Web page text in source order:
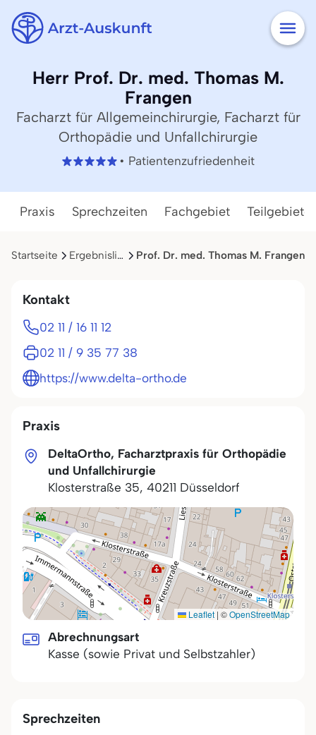
Herr Prof. Dr. med. Thomas M.
Frangen
Facharzt für Allgemeinchirurgie, Facharzt für
Orthopädie und Unfallchirurgie
• Patientenzufriedenheit
Praxis Sprechzeiten Fachgebiet Teilgebiete
Startseite Ergebnisliste Prof. Dr. med. Thomas M. Frangen
Praxis
DeltaOrtho, Facharztpraxis für Orthopädie
und Unfallchirurgie
Klosterstraße 35, 40211 Düsseldorf
Leaflet | ©OpenStreetMap
Abrechnungsart
Kasse (sowie Privat und Selbstzahler)
Sprechzeiten
Kontakt
02 11 / 16 11 12
02 11 / 9 35 77 38
https://www.delta-ortho.de